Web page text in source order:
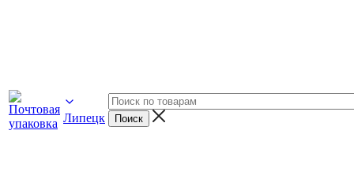
Липецк